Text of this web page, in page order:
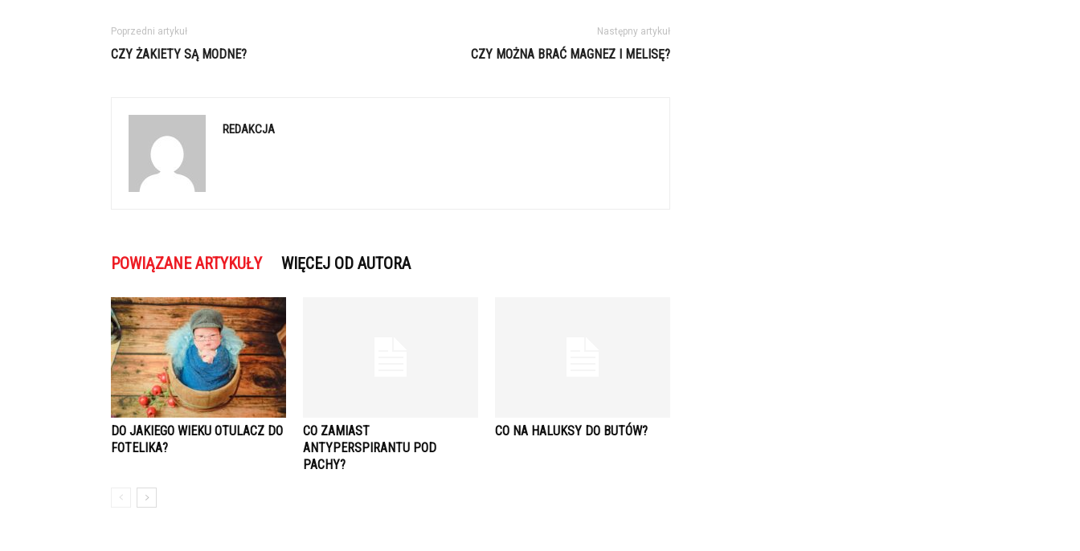
Poprzedni artykuł
CZY ŻAKIETY SĄ MODNE?
Następny artykuł
CZY MOŻNA BRAĆ MAGNEZ I MELISĘ?
REDAKCJA
POWIĄZANE ARTYKUŁY WIĘCEJ OD AUTORA
DO JAKIEGO WIEKU OTULACZ DO
FOTELIKA?
CO ZAMIAST
ANTYPERSPIRANTU POD
PACHY?
CO NA HALUKSY DO BUTÓW?